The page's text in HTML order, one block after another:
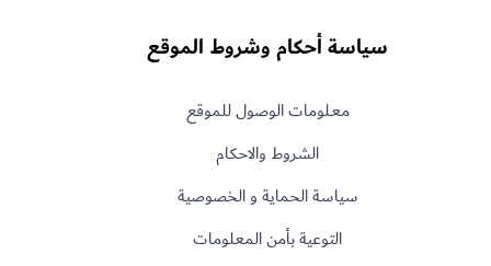
سياسة أحكام وشروط الموقع
معـلومات الوصول للموقع
الشروط والاحكام
سياسة الحماية و الخصوصية
التوعية بأمن المعلومات